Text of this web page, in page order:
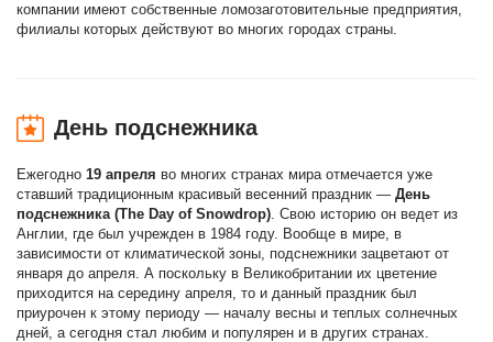
компании имеют собственные ломозаготовительные предприятия,
филиалы которых действуют во многих городах страны.
День подснежника
Ежегодно 19 апреля во многих странах мира отмечается уже
ставший традиционным красивый весенний праздник — День
подснежника (The Day of Snowdrop). Свою историю он ведет из
Англии, где был учрежден в 1984 году. Вообще в мире, в
зависимости от климатической зоны, подснежники зацветают от
января до апреля. А поскольку в Великобритании их цветение
приходится на середину апреля, то и данный праздник был
приурочен к этому периоду — началу весны и теплых солнечных
дней, а сегодня стал любим и популярен и в других странах.